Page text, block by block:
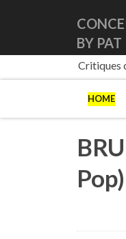
BY PAT
Critiques
HOME
Pop)